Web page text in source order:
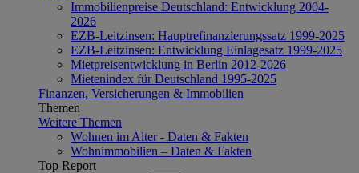
Immobilienpreise Deutschland: Entwicklung 2004-
2026
EZB-Leitzinsen: Hauptrefinanzierungssatz 1999-2025
EZB-Leitzinsen: Entwicklung Einlagesatz 1999-2025
Mietpreisentwicklung in Berlin 2012-2026
Mietenindex für Deutschland 1995-2025
Finanzen, Versicherungen & Immobilien
Themen
Weitere Themen
Wohnen im Alter - Daten & Fakten
Wohnimmobilien – Daten & Fakten
Top Report